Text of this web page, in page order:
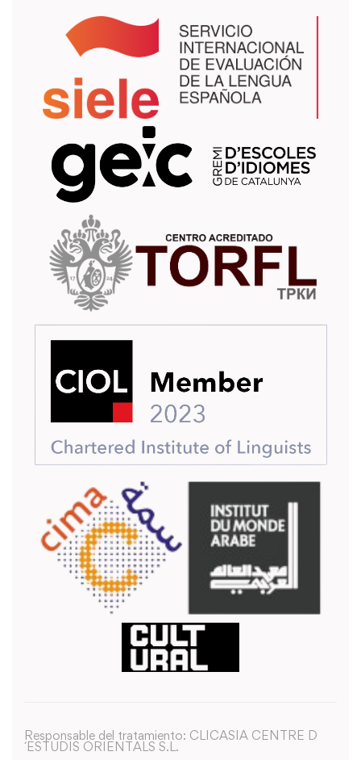
Responsable del tratamiento: CLICASIA CENTRE D
´ESTUDIS ORIENTALS S.L.